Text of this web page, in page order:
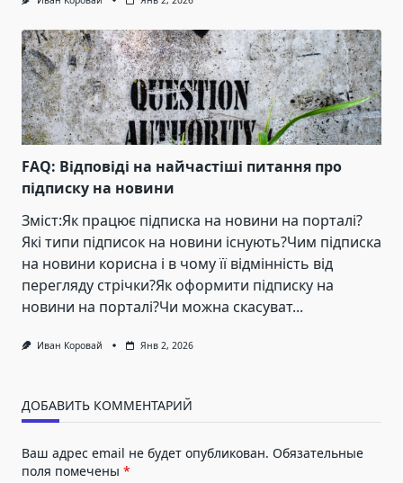
FAQ: Відповіді на найчастіші питання про
підписку на новини
Зміст:Як працює підписка на новини на порталі?
Які типи підписок на новини існують?Чим підписка
на новини корисна і в чому її відмінність від
перегляду стрічки?Як оформити підписку на
новини на порталі?Чи можна скасуват...
Иван Коровай Янв 2, 2026
ДОБАВИТЬ КОММЕНТАРИЙ
Ваш адрес email не будет опубликован. Обязательные
поля помечены *